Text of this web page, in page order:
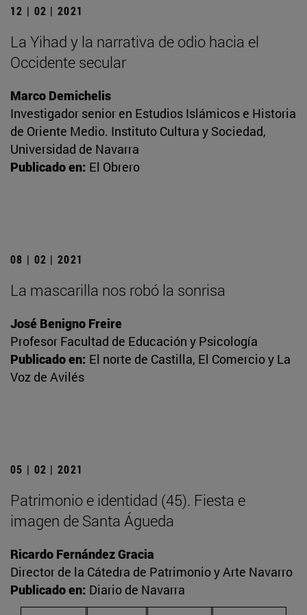
12 | 02 | 2021
La Yihad y la narrativa de odio hacia el
Occidente secular
Marco Demichelis
Investigador senior en Estudios Islámicos e Historia
de Oriente Medio. Instituto Cultura y Sociedad,
Universidad de Navarra
Publicado en: El Obrero
08 | 02 | 2021
La mascarilla nos robó la sonrisa
José Benigno Freire
Profesor Facultad de Educación y Psicología
Publicado en: El norte de Castilla, El Comercio y La
Voz de Avilés
05 | 02 | 2021
Patrimonio e identidad (45). Fiesta e
imagen de Santa Águeda
Ricardo Fernández Gracia
Director de la Cátedra de Patrimonio y Arte Navarro
Publicado en: Diario de Navarra